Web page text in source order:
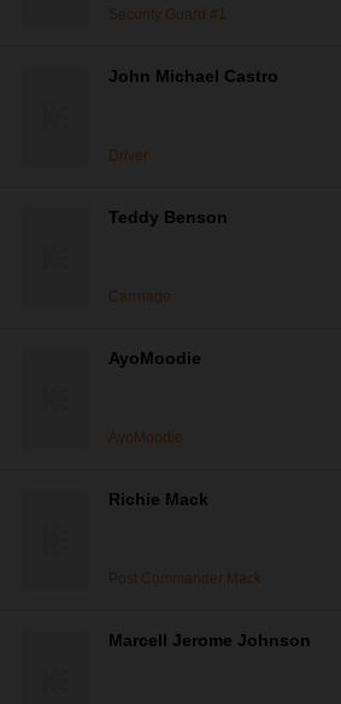
Security Guard #1
John Michael Castro
Driver
Teddy Benson
Carrnage
AyoMoodie
AyoMoodie
Richie Mack
Post Commander Mack
Marcell Jerome Johnson